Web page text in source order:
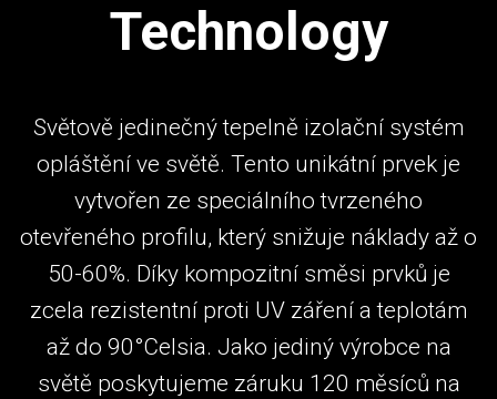
Technology
Světově jedinečný tepelně izolační systém
opláštění ve světě. Tento unikátní prvek je
vytvořen ze speciálního tvrzeného
otevřeného profilu, který snižuje náklady až o
50-60%. Díky kompozitní směsi prvků je
zcela rezistentní proti UV záření a teplotám
až do 90°Celsia. Jako jediný výrobce na
světě poskytujeme záruku 120 měsíců na